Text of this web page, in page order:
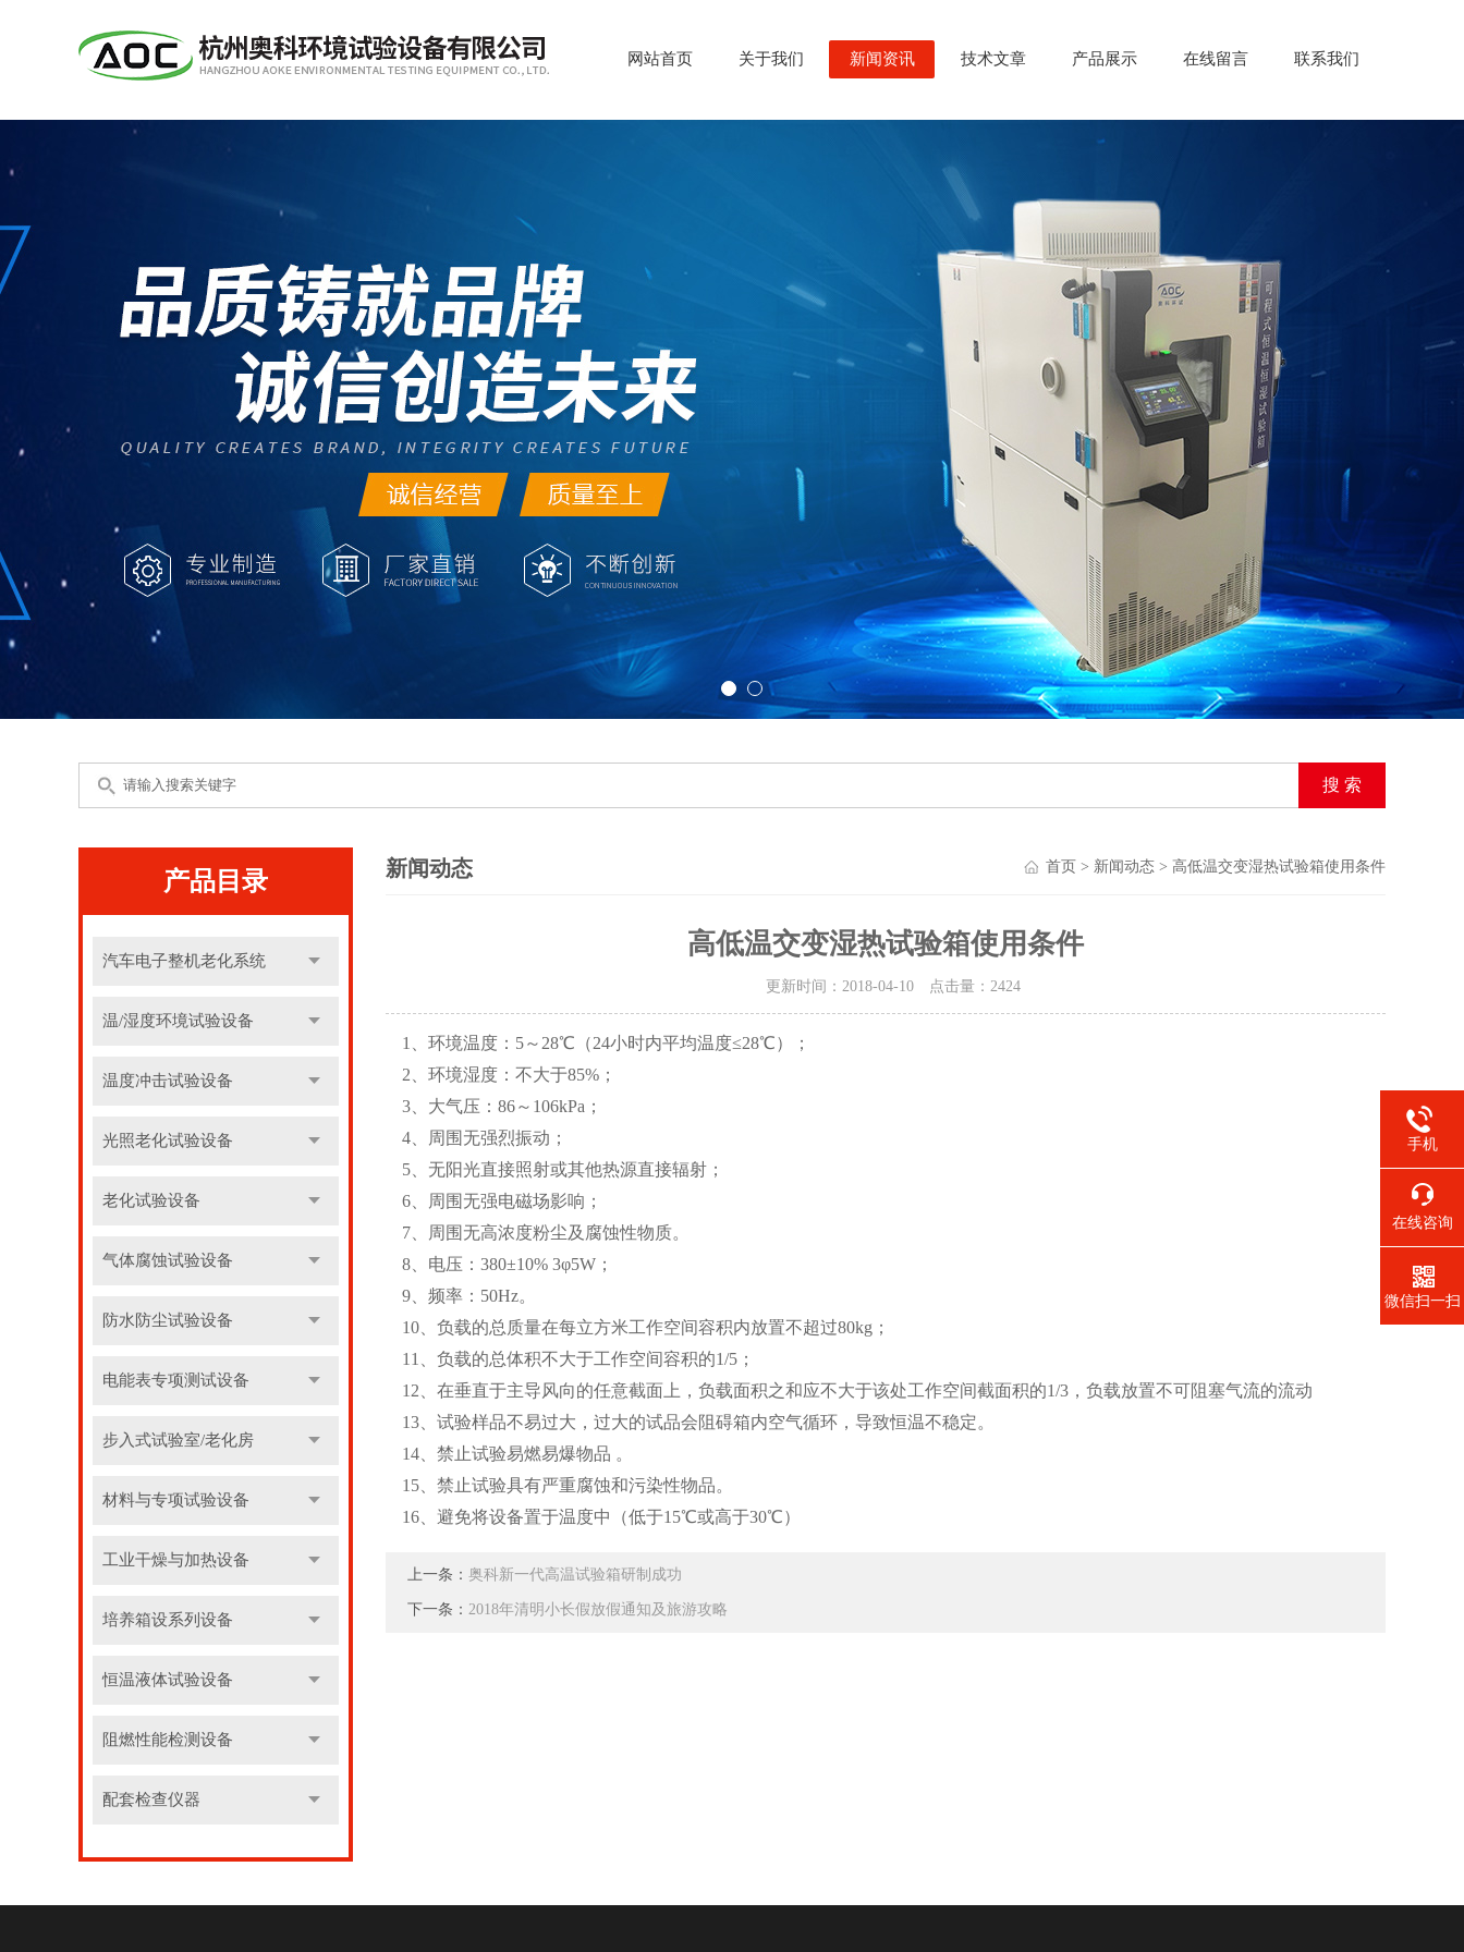
网站首页 关于我们 新闻资讯 技术文章 产品展示 在线留言 联系我们
产品目录
汽车电子整机老化系统
温/湿度环境试验设备
温度冲击试验设备
光照老化试验设备
老化试验设备
气体腐蚀试验设备
防水防尘试验设备
电能表专项测试设备
步入式试验室/老化房
材料与专项试验设备
工业干燥与加热设备
培养箱设系列设备
恒温液体试验设备
阻燃性能检测设备
配套检查仪器
新闻动态 首页 > 新闻动态 > 高低温交变湿热试验箱使用条件
高低温交变湿热试验箱使用条件
更新时间：2018-04-10 点击量： 2424
1、 环境温度： 5～ 28℃ （24小时内平均温度≤28℃）
；
2、 环境湿度：不大于85%；
3、大气压：86～106kPa；
4、周围无强烈振动；
5、无阳光直接照射或其他热源直接辐射；
6、周围无强电磁场影响；
7、周围无高浓度粉尘及腐蚀性物质。
8、电压：380±10% 3φ5W；
9、频率：50Hz。
10、负载的总质量在每立方米工作空间容积内放置不超过80kg；
11、负载的总体积不大于工作空间容积的1/5；
12、在垂直于主导风向的任意截面上，负载面积之和应不大于该处工作空间截面积的1/3，负载放置不可阻塞气流的流动
13、试验样品不易过大，过大的试品会阻碍箱内空气循环，导致恒温不稳定。
14、禁止试验易燃易爆物品 。
15、禁止试验具有严重腐蚀和污染性物品。
16、避免将设备置于温度中（低于15℃或高于30℃）
上一条： 奥科新一代高温试验箱研制成功
下一条： 2018年清明小长假放假通知及旅游攻略
手机
在线咨询
微信扫一扫